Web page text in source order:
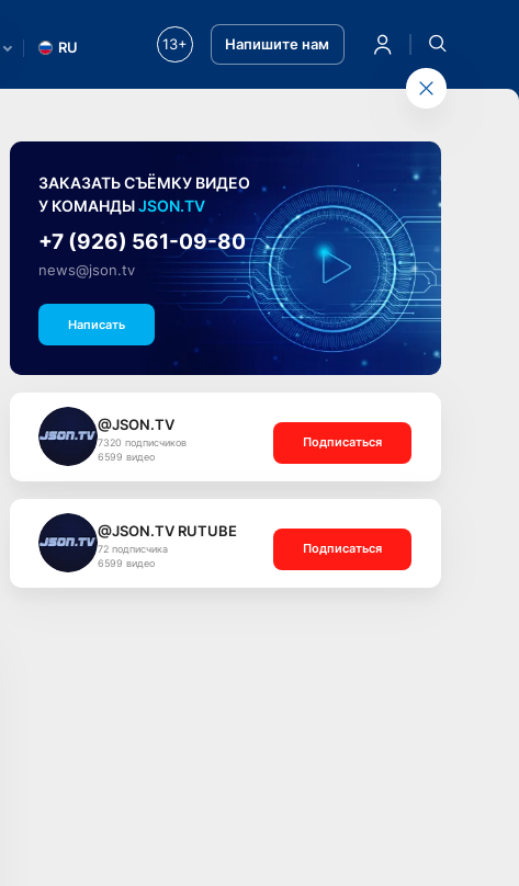
RU 13+ Напишите нам
ЗАКАЗАТЬ СЪЁМКУ ВИДЕО
У КОМАНДЫJSON.TV
+7 (926) 561-09-80
news@json.tv
Написать
@JSON.TV
7320 подписчиков
6599 видео
Подписаться
@JSON.TV RUTUBE
72 подписчика
6599 видео
Подписаться